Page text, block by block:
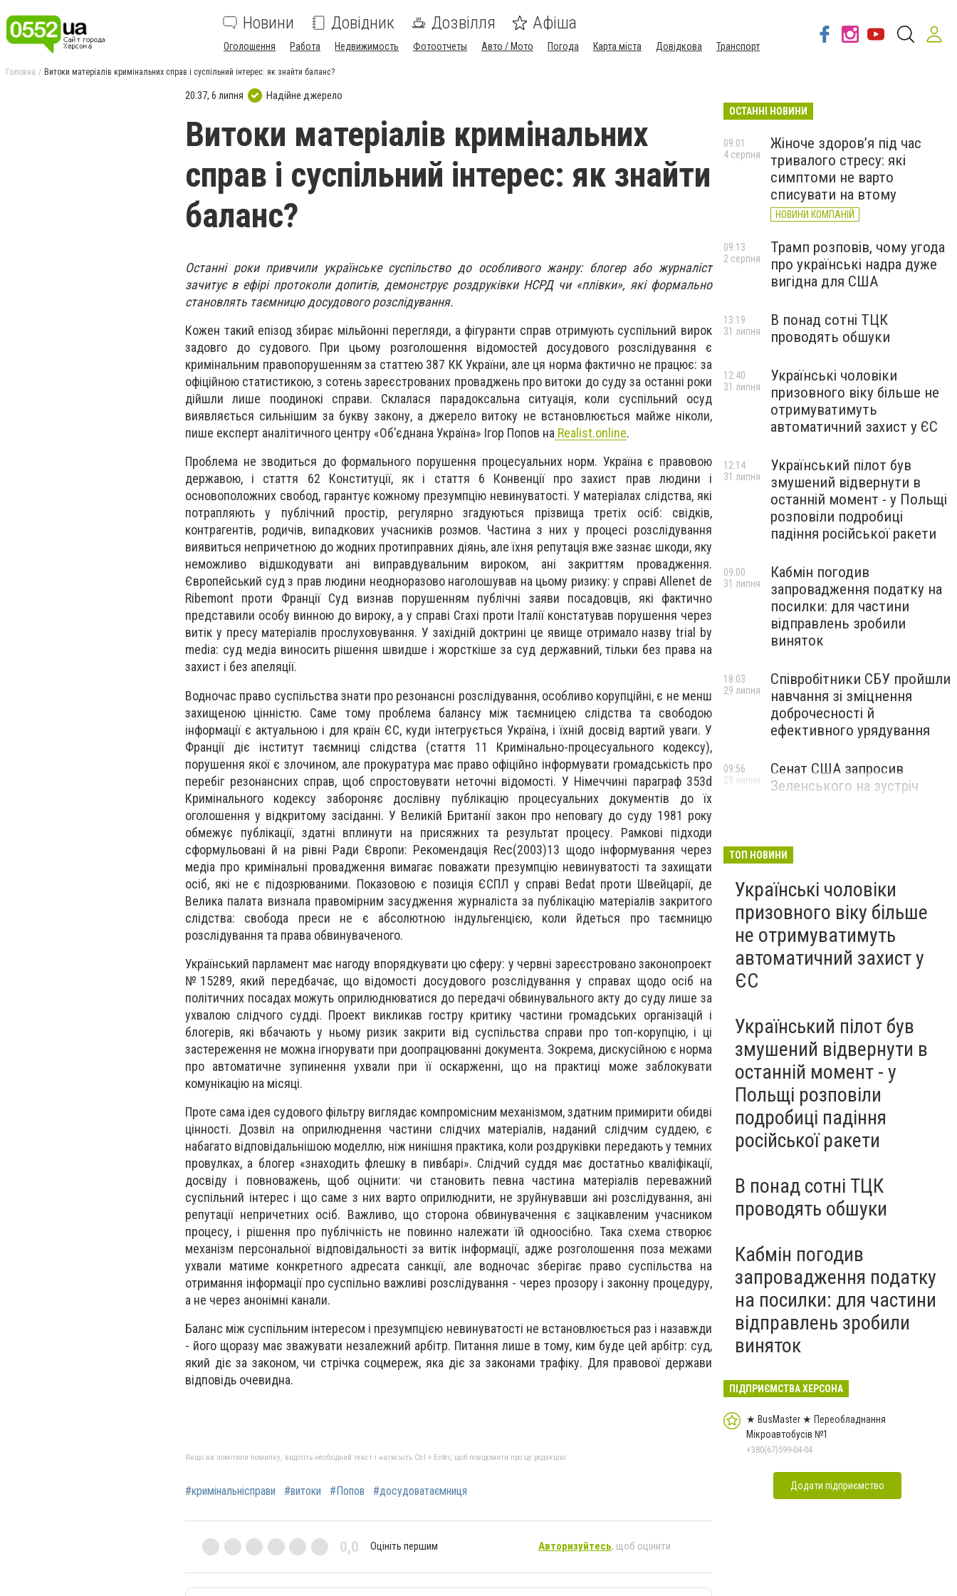
Новини Довідник Дозвілля Афіша
Оголошення Работа Недвижимость Фотоотчеты Авто / Мото Погода Карта міста Довідкова Транспорт
Головна Витоки матеріалів кримінальних справ і суспільний інтерес: як знайти баланс?
20:37, 6 липня Надійне джерело
Витоки матеріалів кримінальних
справ і суспільний інтерес: як знайти
баланс?
Останні роки привчили українське суспільство до особливого жанру: блогер або журналіст
зачитує в ефірі протоколи допитів, демонструє роздруківки НСРД чи «плівки», які формально
становлять таємницю досудового розслідування.
Кожен такий епізод збирає мільйонні перегляди, а фігуранти справ отримують суспільний вирок
задовго до судового. При цьому розголошення відомостей досудового розслідування є
кримінальним правопорушенням за статтею 387 КК України, але ця норма фактично не працює: за
офіційною статистикою, з сотень зареєстрованих проваджень про витоки до суду за останні роки
дійшли лише поодинокі справи. Склалася парадоксальна ситуація, коли суспільний осуд
виявляється сильнішим за букву закону, а джерело витоку не встановлюється майже ніколи,
пише експерт аналітичного центру «Об’єднана Україна» Ігор Попов на Realist.online.
Проблема не зводиться до формального порушення процесуальних норм. Україна є правовою
державою, і стаття 62 Конституції, як і стаття 6 Конвенції про захист прав людини і
основоположних свобод, гарантує кожному презумпцію невинуватості. У матеріалах слідства, які
потрапляють у публічний простір, регулярно згадуються прізвища третіх осіб: свідків,
контрагентів, родичів, випадкових учасників розмов. Частина з них у процесі розслідування
виявиться непричетною до жодних протиправних діянь, але їхня репутація вже зазнає шкоди, яку
неможливо відшкодувати ані виправдувальним вироком, ані закриттям провадження.
Європейський суд з прав людини неодноразово наголошував на цьому ризику: у справі Allenet de
Ribemont проти Франції Суд визнав порушенням публічні заяви посадовців, які фактично
представили особу винною до вироку, а у справі Craxi проти Італії констатував порушення через
витік у пресу матеріалів прослуховування. У західній доктрині це явище отримало назву trial by
media: суд медіа виносить рішення швидше і жорсткіше за суд державний, тільки без права на
захист і без апеляції.
Водночас право суспільства знати про резонансні розслідування, особливо корупційні, є не менш
захищеною цінністю. Саме тому проблема балансу між таємницею слідства та свободою
інформації є актуальною і для країн ЄС, куди інтегрується Україна, і їхній досвід вартий уваги. У
Франції діє інститут таємниці слідства (стаття 11 Кримінально-процесуального кодексу),
порушення якої є злочином, але прокуратура має право офіційно інформувати громадськість про
перебіг резонансних справ, щоб спростовувати неточні відомості. У Німеччині параграф 353d
Кримінального кодексу забороняє дослівну публікацію процесуальних документів до їх
оголошення у відкритому засіданні. У Великій Британії закон про неповагу до суду 1981 року
обмежує публікації, здатні вплинути на присяжних та результат процесу. Рамкові підходи
сформульовані й на рівні Ради Європи: Рекомендація Rec(2003)13 щодо інформування через
медіа про кримінальні провадження вимагає поважати презумпцію невинуватості та захищати
осіб, які не є підозрюваними. Показовою є позиція ЄСПЛ у справі Bedat проти Швейцарії, де
Велика палата визнала правомірним засудження журналіста за публікацію матеріалів закритого
слідства: свобода преси не є абсолютною індульгенцією, коли йдеться про таємницю
розслідування та права обвинуваченого.
Український парламент має нагоду впорядкувати цю сферу: у червні зареєстровано законопроект
№15289, який передбачає, що відомості досудового розслідування у справах щодо осіб на
політичних посадах можуть оприлюднюватися до передачі обвинувального акту до суду лише за
ухвалою слідчого судді. Проект викликав гостру критику частини громадських організацій і
блогерів, які вбачають у ньому ризик закрити від суспільства справи про топ-корупцію, і ці
застереження не можна ігнорувати при доопрацюванні документа. Зокрема, дискусійною є норма
про автоматичне зупинення ухвали при її оскарженні, що на практиці може заблокувати
комунікацію на місяці.
Проте сама ідея судового фільтру виглядає компромісним механізмом, здатним примирити обидві
цінності. Дозвіл на оприлюднення частини слідчих матеріалів, наданий слідчим суддею, є
набагато відповідальнішою моделлю, ніж нинішня практика, коли роздруківки передають у темних
провулках, а блогер «знаходить флешку в пивбарі». Слідчий суддя має достатньо кваліфікації,
досвіду і повноважень, щоб оцінити: чи становить певна частина матеріалів переважний
суспільний інтерес і що саме з них варто оприлюднити, не зруйнувавши ані розслідування, ані
репутації непричетних осіб. Важливо, що сторона обвинувачення є зацікавленим учасником
процесу, і рішення про публічність не повинно належати їй одноосібно. Така схема створює
механізм персональної відповідальності за витік інформації, адже розголошення поза межами
ухвали матиме конкретного адресата санкції, але водночас зберігає право суспільства на
отримання інформації про суспільно важливі розслідування - через прозору і законну процедуру,
а не через анонімні канали.
Баланс між суспільним інтересом і презумпцією невинуватості не встановлюється раз і назавжди
- його щоразу має зважувати незалежний арбітр. Питання лише в тому, ким буде цей арбітр: суд,
який діє за законом, чи стрічка соцмереж, яка діє за законами трафіку. Для правової держави
відповідь очевидна.
Якщо ви помітили помилку, виділіть необхідний текст і натисніть Ctrl + Enter, щоб повідомити про це редакцію
#кримінальнісправи #витоки #Попов #досудоватаємниця
0,0 Оцініть першим Авторизуйтесь, щоб оцінити
ОСТАННІ НОВИНИ
Жіноче здоров’я під час
тривалого стресу: які
симптоми не варто
списувати на втому
НОВИНИ КОМПАНІЙ
09:01
4 серпня
Трамп розповів, чому угода
про українські надра дуже
вигідна для США
09:13
2 серпня
В понад сотні ТЦК
проводять обшуки
13:19
31 липня
Українські чоловіки
призовного віку більше не
отримуватимуть
автоматичний захист у ЄС
12:40
31 липня
Український пілот був
змушений відвернути в
останній момент - у Польщі
розповіли подробиці
падіння російської ракети
12:14
31 липня
Кабмін погодив
запровадження податку на
посилки: для частини
відправлень зробили
виняток
09:00
31 липня
Співробітники СБУ пройшли
навчання зі зміцнення
доброчесності й
ефективного урядування
18:03
29 липня
Сенат США запросив
Зеленського на зустріч
09:56
29 липня
ТОП НОВИНИ
Українські чоловіки
призовного віку більше
не отримуватимуть
автоматичний захист у
ЄС
Український пілот був
змушений відвернути в
останній момент - у
Польщі розповіли
подробиці падіння
російської ракети
В понад сотні ТЦК
проводять обшуки
Кабмін погодив
запровадження податку
на посилки: для частини
відправлень зробили
виняток
ПІДПРИЄМСТВА ХЕРСОНА
★ BusMaster ★ Переобладнання
Мікроавтобусів №1
+380(67)599-04-04
Додати підприємство